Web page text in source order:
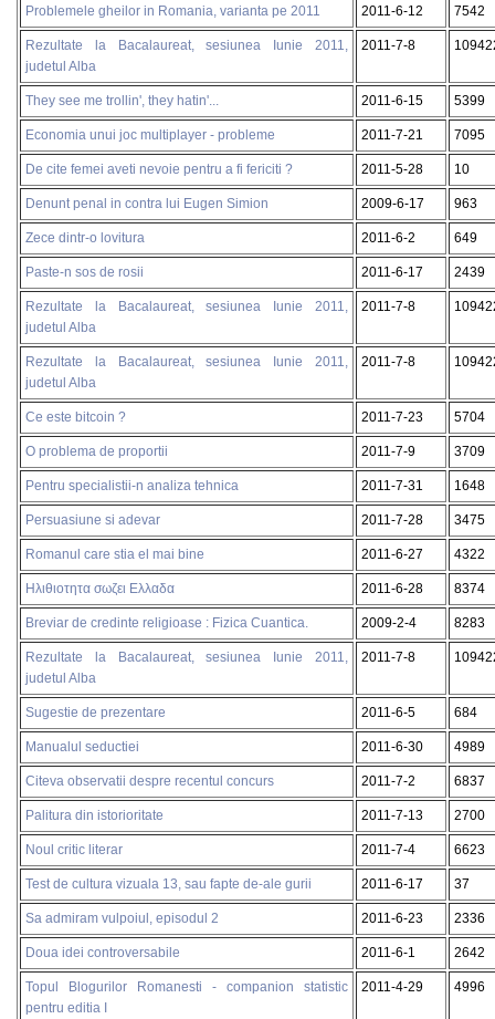
Problemele gheilor in Romania, varianta pe 2011 2011-6-12 7542
Rezultate la Bacalaureat, sesiunea Iunie 2011,
judetul Alba
2011-7-8
They see me trollin', they hatin'... 2011-6-15 5399
Economia unui joc multiplayer - probleme 2011-7-21 7095
De cite femei aveti nevoie pentru a fi fericiti ? 2011-5-28 10
Denunt penal in contra lui Eugen Simion 2009-6-17 963
Zece dintr-o lovitura 2011-6-2 649
Paste-n sos de rosii 2011-6-17 2439
Rezultate la Bacalaureat, sesiunea Iunie 2011,
judetul Alba
2011-7-8
Rezultate la Bacalaureat, sesiunea Iunie 2011,
judetul Alba
2011-7-8
Ce este bitcoin ? 2011-7-23 5704
O problema de proportii 2011-7-9 3709
Pentru specialistii-n analiza tehnica 2011-7-31 1648
Persuasiune si adevar 2011-7-28 3475
Romanul care stia el mai bine 2011-6-27 4322
Ηλιθιοτητα σωζει Ελλαδα 2011-6-28 8374
Breviar de credinte religioase : Fizica Cuantica. 2009-2-4 8283
Rezultate la Bacalaureat, sesiunea Iunie 2011,
judetul Alba
2011-7-8
Sugestie de prezentare 2011-6-5 684
Manualul seductiei 2011-6-30 4989
Citeva observatii despre recentul concurs 2011-7-2 6837
Palitura din istorioritate 2011-7-13 2700
Noul critic literar 2011-7-4 6623
Test de cultura vizuala 13, sau fapte de-ale gurii 2011-6-17 37
Sa admiram vulpoiul, episodul 2 2011-6-23 2336
Doua idei controversabile 2011-6-1 2642
Topul Blogurilor Romanesti - companion statistic
pentru editia I
2011-4-29 4996